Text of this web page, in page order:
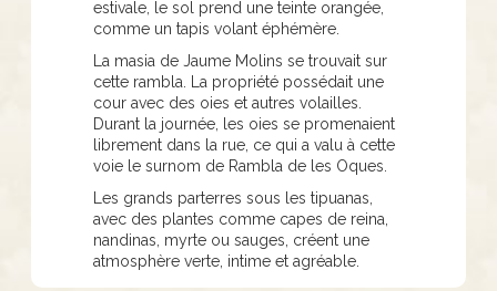
estivale, le sol prend une teinte orangée,
comme un tapis volant éphémère.
La masia de Jaume Molins se trouvait sur
cette rambla. La propriété possédait une
cour avec des oies et autres volailles.
Durant la journée, les oies se promenaient
librement dans la rue, ce qui a valu à cette
voie le surnom de Rambla de les Oques.
Les grands parterres sous les tipuanas,
avec des plantes comme capes de reina,
nandinas, myrte ou sauges, créent une
atmosphère verte, intime et agréable.